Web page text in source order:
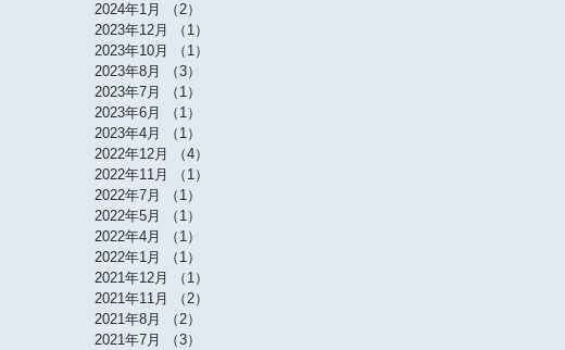
2024年1月
（2）
2023年12月
（1）
2023年10月
（1）
2023年8月
（3）
2023年7月
（1）
2023年6月
（1）
2023年4月
（1）
2022年12月
（4）
2022年11月
（1）
2022年7月
（1）
2022年5月
（1）
2022年4月
（1）
2022年1月
（1）
2021年12月
（1）
2021年11月
（2）
2021年8月
（2）
2021年7月
（3）